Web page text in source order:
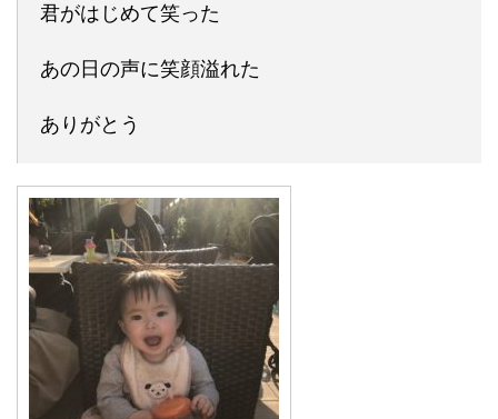
君がはじめて笑った
あの日の声に笑顔溢れた
ありがとう